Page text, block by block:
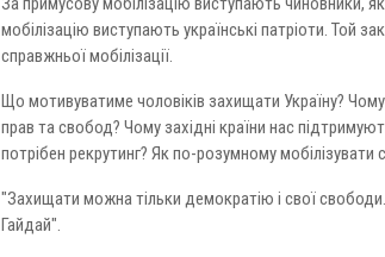
мобілізацію виступають українські патріоти. Той
справжньої мобілізації.
Що мотивуватиме чоловіків захищати Україну?
прав та свобод? Чому західні країни нас
потрібен рекрутинг? Як по-розумному мобілізувати
"Захищати можна тільки демократію і свої
Гайдай".